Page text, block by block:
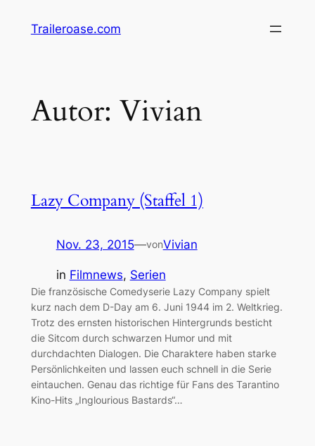
InhaltTraileroase.com
Autor: Vivian
Lazy Company (Staffel 1)
Nov. 23, 2015—vonVivian
in Filmnews, Serien
Die französische Comedyserie Lazy Company spielt
kurz nach dem D-Day am 6. Juni 1944 im 2. Weltkrieg.
Trotz des ernsten historischen Hintergrunds besticht
die Sitcom durch schwarzen Humor und mit
durchdachten Dialogen. Die Charaktere haben starke
Persönlichkeiten und lassen euch schnell in die Serie
eintauchen. Genau das richtige für Fans des Tarantino
Kino-Hits „Inglourious Bastards“…